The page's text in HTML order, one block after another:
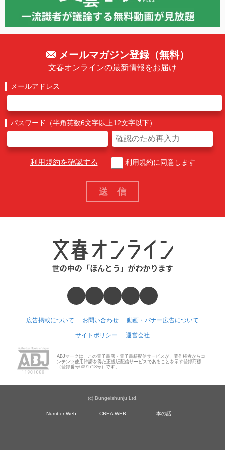
メールマガジン登録（無料）
文春オンラインの最新情報をお届け
メールアドレス
パスワード（半角英数6文字以上12文字以下）
利用規約を確認する 利用規約に同意します
広告掲載について お問い合わせ 動画・バナー広告について
サイトポリシー 運営会社
ABJマークは、この電子書店・電子書籍配信サービスが、著作権者からコ
ンテンツ使用許諾を得た正規版配信サービスであることを示す登録商標
（登録番号6091713号）です。
(c) Bungeishunju Ltd.
Number Web CREA WEB 本の話